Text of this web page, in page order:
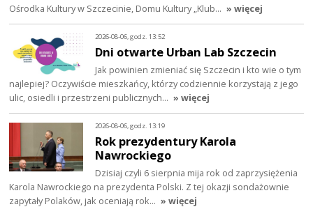
Ośrodka Kultury w Szczecinie, Domu Kultury „Klub… » więcej
2026-08-06, godz. 13:52
Dni otwarte Urban Lab Szczecin
Jak powinien zmieniać się Szczecin i kto wie o tym
najlepiej? Oczywiście mieszkańcy, którzy codziennie korzystają z jego
ulic, osiedli i przestrzeni publicznych… » więcej
2026-08-06, godz. 13:19
Rok prezydentury Karola
Nawrockiego
Dzisiaj czyli 6 sierpnia mija rok od zaprzysiężenia
Karola Nawrockiego na prezydenta Polski. Z tej okazji sondażownie
zapytały Polaków, jak oceniają rok… » więcej